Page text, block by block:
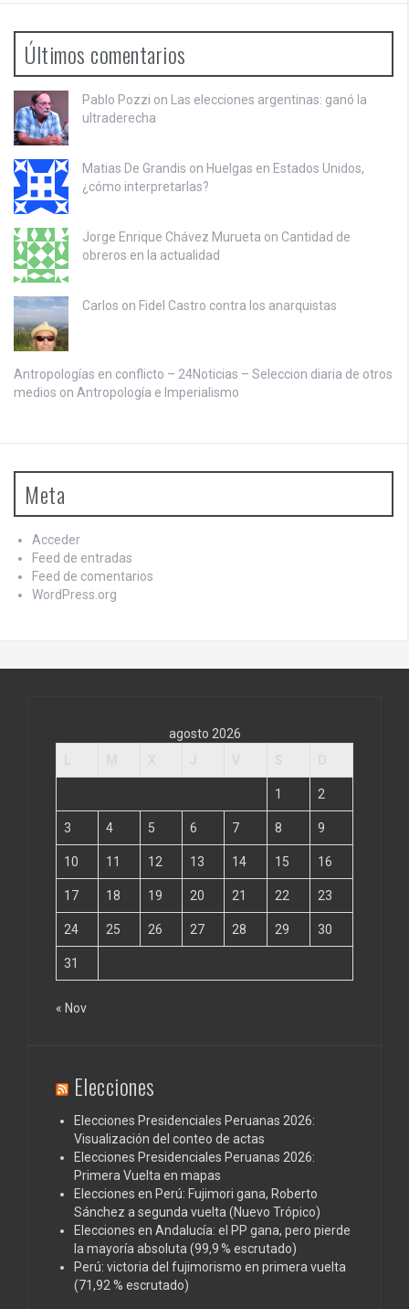
Últimos comentarios
Pablo Pozzi on Las elecciones argentinas: ganó la
ultraderecha
Matias De Grandis on Huelgas en Estados Unidos,
¿cómo interpretarlas?
Jorge Enrique Chávez Murueta on Cantidad de
obreros en la actualidad
Carlos on Fidel Castro contra los anarquistas
Antropologías en conflicto – 24Noticias – Seleccion diaria de otros
medios on Antropología e Imperialismo
Meta
Acceder
Feed de entradas
Feed de comentarios
WordPress.org
agosto 2026
1 2
3 4 5 6 7 8 9
10 11 12 13 14 15 16
17 18 19 20 21 22 23
24 25 26 27 28 29 30
31
« Nov
Elecciones
Elecciones Presidenciales Peruanas 2026:
Visualización del conteo de actas
Elecciones Presidenciales Peruanas 2026:
Primera Vuelta en mapas
Elecciones en Perú: Fujimori gana, Roberto
Sánchez a segunda vuelta (Nuevo Trópico)
Elecciones en Andalucía: el PP gana, pero pierde
la mayoría absoluta (99,9 % escrutado)
Perú: victoria del fujimorismo en primera vuelta
(71,92 % escrutado)